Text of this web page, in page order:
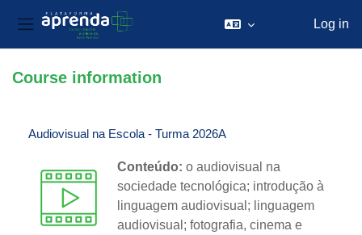
Side panel
Log in
Course information
Audiovisual na Escola - Turma 2026A
Conteúdo: o audiovisual na
sociedade tecnológica; introdução à
linguagem audiovisual; linguagem
audiovisual; fotografia, cinema e